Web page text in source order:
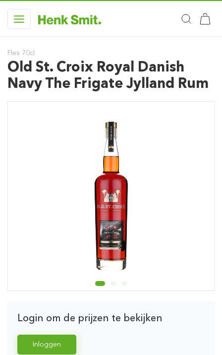
Fles 70cl
Old St. Croix Royal Danish
Navy The Frigate Jylland Rum
Login om de prijzen te bekijken
Inloggen